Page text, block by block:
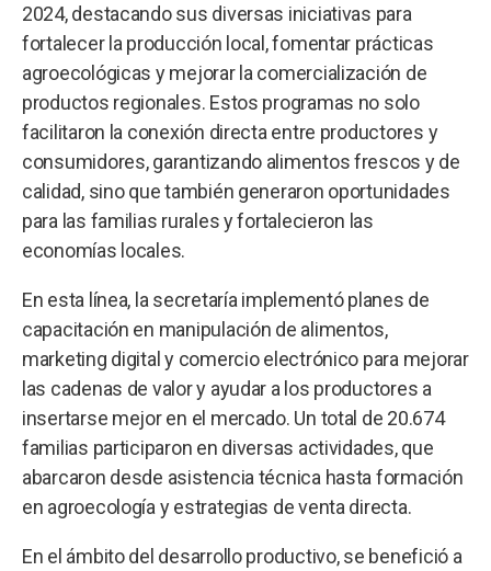
2024, destacando sus diversas iniciativas para
fortalecer la producción local, fomentar prácticas
agroecológicas y mejorar la comercialización de
productos regionales. Estos programas no solo
facilitaron la conexión directa entre productores y
consumidores, garantizando alimentos frescos y de
calidad, sino que también generaron oportunidades
para las familias rurales y fortalecieron las
economías locales.
En esta línea, la secretaría implementó planes de
capacitación en manipulación de alimentos,
marketing digital y comercio electrónico para mejorar
las cadenas de valor y ayudar a los productores a
insertarse mejor en el mercado. Un total de 20.674
familias participaron en diversas actividades, que
abarcaron desde asistencia técnica hasta formación
en agroecología y estrategias de venta directa.
En el ámbito del desarrollo productivo, se benefició a